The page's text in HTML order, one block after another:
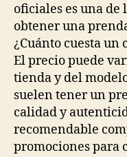
oficiales es una de
obtener una
¿Cuánto cuesta un
El precio puede
tienda y del
suelen tener un
calidad y
recomendable
promociones para